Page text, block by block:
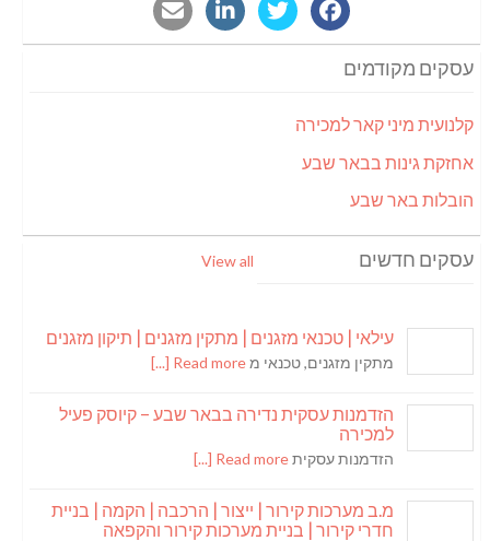
עסקים מקודמים
קלנועית מיני קאר למכירה
אחזקת גינות בבאר שבע
הובלות באר שבע
עסקים חדשים View all
עילאי | טכנאי מזגנים | מתקין מזגנים | תיקון מזגנים
מתקין מזגנים, טכנאי מRead more [...]
הזדמנות עסקית נדירה בבאר שבע – קיוסק פעיל
למכירה
הזדמנות עסקיתRead more [...]
מ.ב מערכות קירור | ייצור | הרכבה | הקמה | בניית
חדרי קירור | בניית מערכות קירור והקפאה